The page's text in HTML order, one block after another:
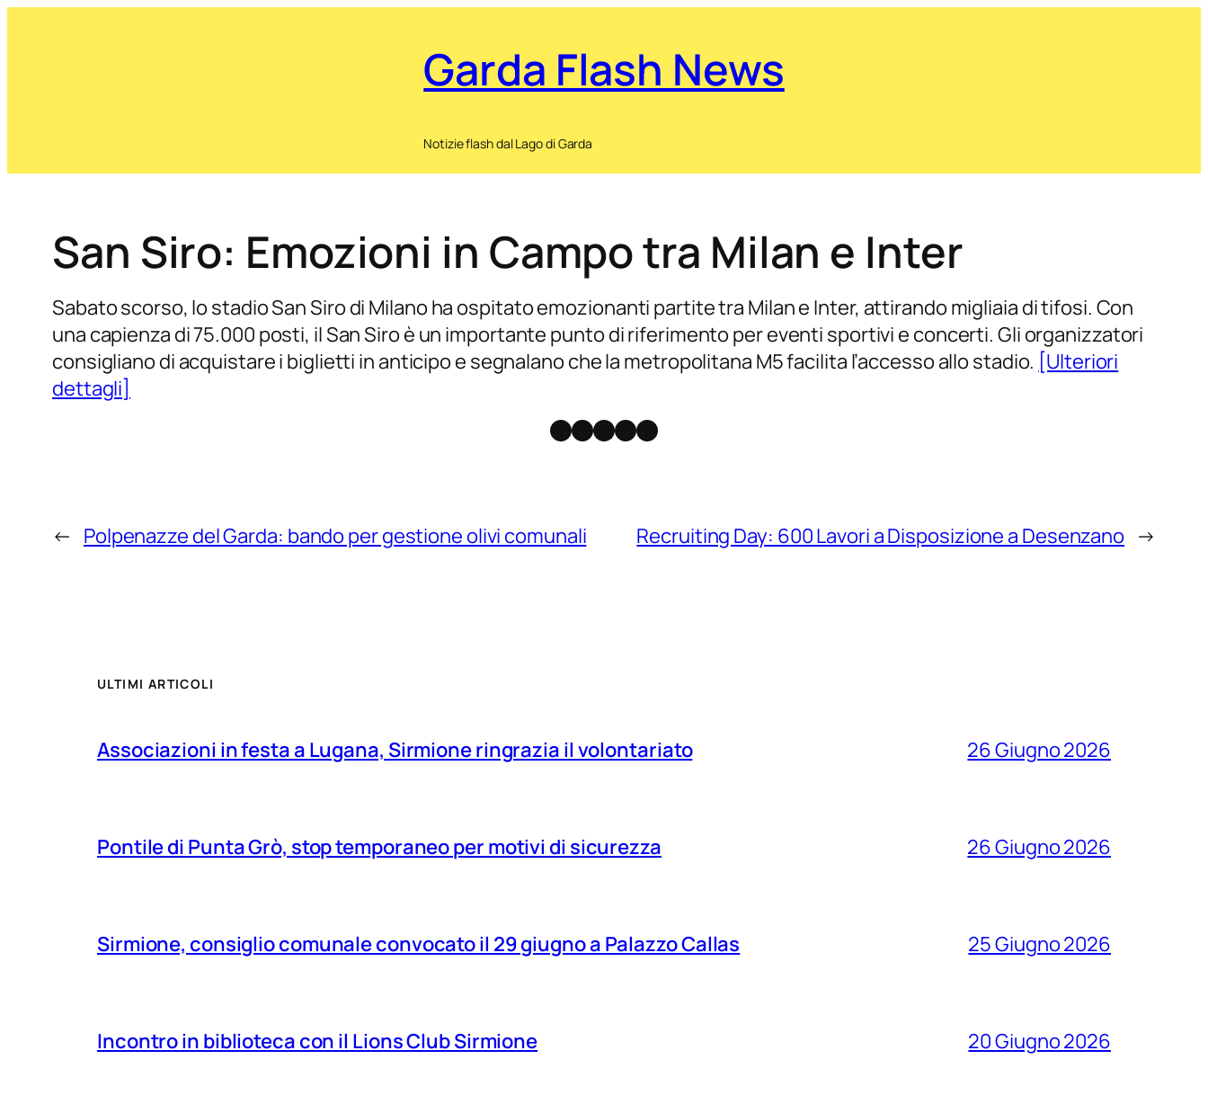
Garda Flash News
Notizie flash dal Lago di Garda
San Siro: Emozioni in Campo tra Milan e Inter
Sabato scorso, lo stadio San Siro di Milano ha ospitato emozionanti partite tra Milan e Inter, attirando migliaia di tifosi. Con
una capienza di 75.000 posti, il San Siro è un importante punto di riferimento per eventi sportivi e concerti. Gli organizzatori
consigliano di acquistare i biglietti in anticipo e segnalano che la metropolitana M5 facilita l’accesso allo stadio. [Ulteriori
dettagli]
Facebook
Instagram
X Threads
Telegram
← Polpenazze del Garda: bando per gestione olivi comunali Recruiting Day: 600 Lavori a Disposizione a Desenzano →
ULTIMI ARTICOLI
Associazioni in festa a Lugana, Sirmione ringrazia il volontariato 26 Giugno 2026
Pontile di Punta Grò, stop temporaneo per motivi di sicurezza 26 Giugno 2026
Sirmione, consiglio comunale convocato il 29 giugno a Palazzo Callas 25 Giugno 2026
Incontro in biblioteca con il Lions Club Sirmione 20 Giugno 2026